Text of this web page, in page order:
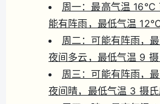
周一：最高气温
能有阵雨，最低气温
周二：可能有阵雨，
夜间多云，最低气温 9
周三：可能有阵雨，
夜间晴，最低气温 3 摄